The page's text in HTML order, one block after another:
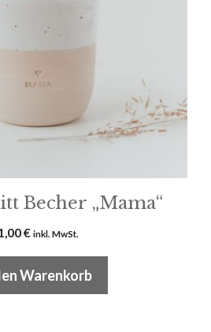
Becher „Mama“
€ inkl. MwSt.
Warenkorb